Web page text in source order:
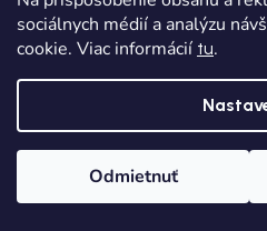
sociálnych médií a analýzu
cookie. Viac informácií tu.
Odmietnuť